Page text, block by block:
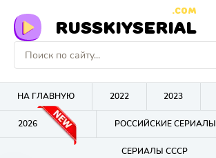
RUSSKIYSERIAL
.COM
НА ГЛАВНУЮ 2022 2023
2026 РОССИЙСКИЕ СЕРИАЛЫ
СЕРИАЛЫ СССР